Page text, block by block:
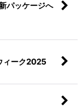
パッケージへ
ィーク2025